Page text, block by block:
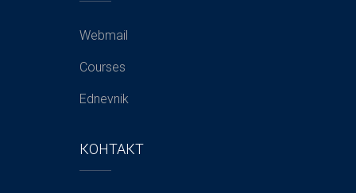
Webmail
Courses
Ednevnik
КОНТАКТ